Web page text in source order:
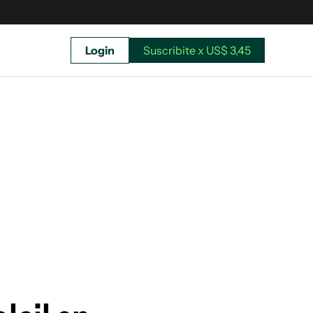
Login Suscribite x US$ 3,45